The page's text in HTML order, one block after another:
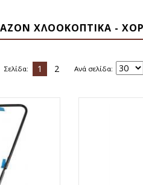
ΧΛΟΟΚΟΠΤΙΚΑ -
Σελίδα: 1 2 Ανά σελίδα: